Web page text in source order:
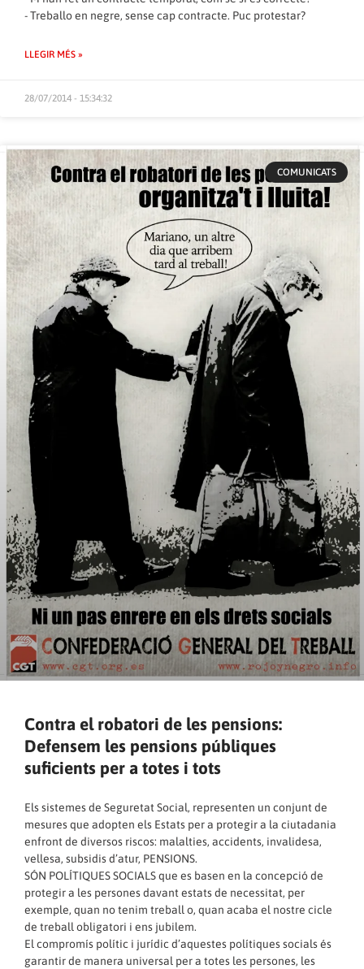
-‎ ‏Treballo en negre,‭ ‬sense cap contracte.‭ ‬Puc protestar‭?
LLEGIR MÉS »
28/07/2014 - 15:34:32
COMUNICATS
Contra el robatori de les pensions:
Defensem les pensions públiques
suficients per a totes i tots
Els sistemes de Seguretat Social, representen un conjunt de
mesures que adopten els Estats per a protegir a la ciutadania
enfront de diversos riscos: malalties, accidents, invalidesa,
vellesa, subsidis d’atur, PENSIONS.
SÓN POLÍTIQUES SOCIALS que es basen en la concepció de
protegir a les persones davant estats de necessitat, per
exemple, quan no tenim treball o, quan acaba el nostre cicle
de treball obligatori i ens jubilem.
El compromís polític i jurídic d’aquestes polítiques socials és
garantir de manera universal per a totes les persones, les